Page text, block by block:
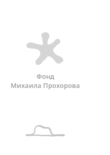
Фонд
Михаила Прохорова